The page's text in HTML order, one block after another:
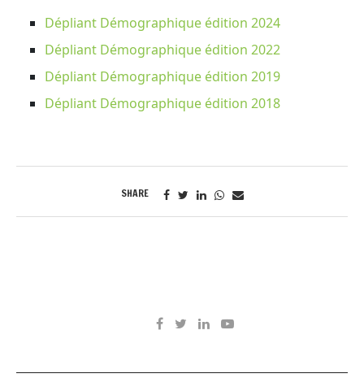
Dépliant Démographique édition 2024
Dépliant Démographique édition 2022
Dépliant Démographique édition 2019
Dépliant Démographique édition 2018
SHARE